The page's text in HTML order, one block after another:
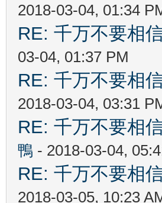
2018-03-04, 01:34
RE: 千万不要相
03-04, 01:37 PM
RE: 千万不要相
2018-03-04, 03:31
RE: 千万不要相
鴨 - 2018-03-04,
RE: 千万不要相
2018-03-05, 10:23